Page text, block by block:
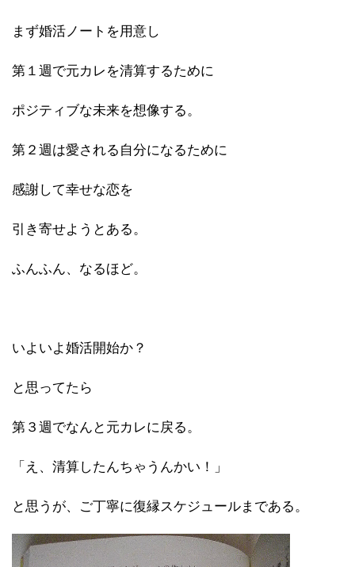
まず婚活ノートを用意し
第１週で元カレを清算するために
ポジティブな未来を想像する。
第２週は愛される自分になるために
感謝して幸せな恋を
引き寄せようとある。
ふんふん、なるほど。
いよいよ婚活開始か？
と思ってたら
第３週でなんと元カレに戻る。
「え、清算したんちゃうんかい！」
と思うが、ご丁寧に復縁スケジュールまである。